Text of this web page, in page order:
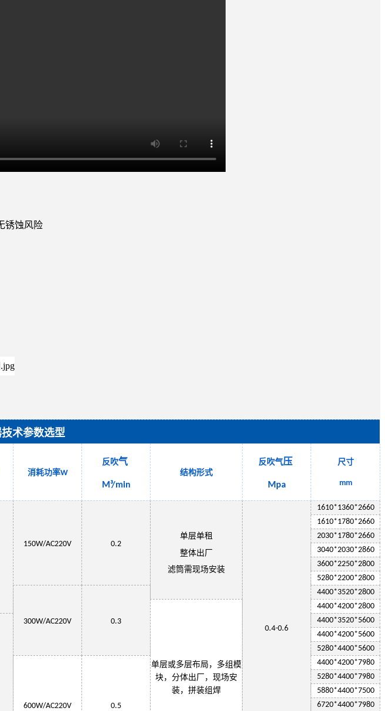
锈蚀风险
术参数选型
消耗功率W
反吹气
M³/min
结构形式
反吹气压
Mpa
尺寸
mm
150W/AC220V 0.2
单层单租
整体出厂
滤筒需现场安装
0.4-0.6
1610*1360*2660
1610*1780*2660
2030*1780*2660
3040*2030*2860
3600*2250*2800
5280*2200*2800
300W/AC220V 0.3
4400*3520*2800
单层或多层布局，多组模
块，分体出厂，现场安
装，拼装组焊
4400*4200*2800
4400*3520*5600
4400*4200*5600
5280*4400*5600
600W/AC220V 0.5
4400*4200*7980
5280*4400*7980
5880*4400*7500
6720*4400*7980